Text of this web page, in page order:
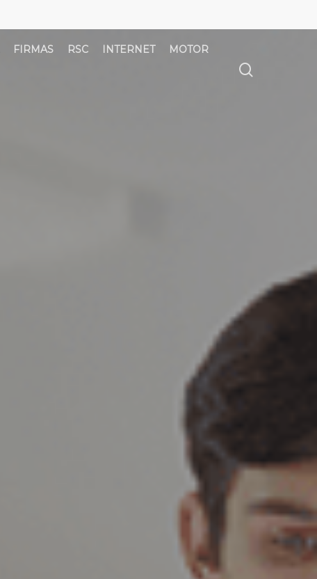
FIRMAS RSC INTERNET MOTOR